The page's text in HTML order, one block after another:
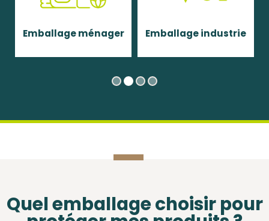
ménager Emballage industrie
Quel emballage choisir pour